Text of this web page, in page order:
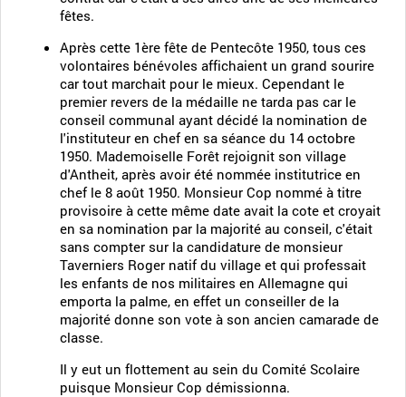
fêtes.
Après cette 1ère fête de Pentecôte 1950, tous ces
volontaires bénévoles affichaient un grand sourire
car tout marchait pour le mieux. Cependant le
premier revers de la médaille ne tarda pas car le
conseil communal ayant décidé la nomination de
l'instituteur en chef en sa séance du 14 octobre
1950. Mademoiselle Forêt rejoignit son village
d'Antheit, après avoir été nommée institutrice en
chef le 8 août 1950. Monsieur Cop nommé à titre
provisoire à cette même date avait la cote et croyait
en sa nomination par la majorité au conseil, c'était
sans compter sur la candidature de monsieur
Taverniers Roger natif du village et qui professait
les enfants de nos militaires en Allemagne qui
emporta la palme, en effet un conseiller de la
majorité donne son vote à son ancien camarade de
classe.
Il y eut un flottement au sein du Comité Scolaire
puisque Monsieur Cop démissionna.